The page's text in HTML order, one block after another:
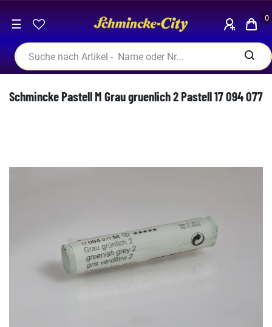
☰ 0
Schmincke Pastell M Grau gruenlich 2 Pastell 17 094 077